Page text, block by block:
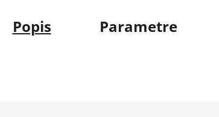
Popis Parametre